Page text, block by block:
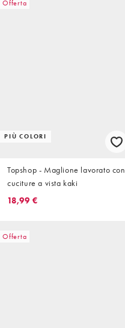
Offerta
PIÙ COLORI
Topshop - Maglione lavorato con
cuciture a vista kaki
18,99 €
Offerta